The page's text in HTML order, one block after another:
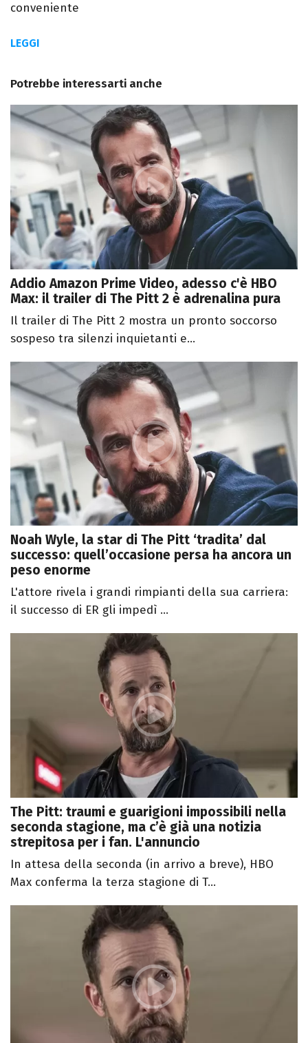
conveniente
LEGGI
Potrebbe interessarti anche
Addio Amazon Prime Video, adesso c'è HBO
Max: il trailer di The Pitt 2 è adrenalina pura
Il trailer di The Pitt 2 mostra un pronto soccorso
sospeso tra silenzi inquietanti e...
Noah Wyle, la star di The Pitt ‘tradita’ dal
successo: quell’occasione persa ha ancora un
peso enorme
L'attore rivela i grandi rimpianti della sua carriera:
il successo di ER gli impedì ...
The Pitt: traumi e guarigioni impossibili nella
seconda stagione, ma c’è già una notizia
strepitosa per i fan. L'annuncio
In attesa della seconda (in arrivo a breve), HBO
Max conferma la terza stagione di T...